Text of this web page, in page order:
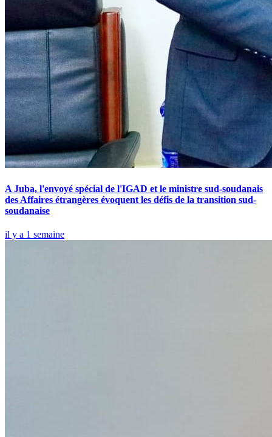
A Juba, l'envoyé spécial de l'IGAD et le ministre sud-soudanais
des Affaires étrangères évoquent les défis de la transition sud-
soudanaise
il y a 1 semaine